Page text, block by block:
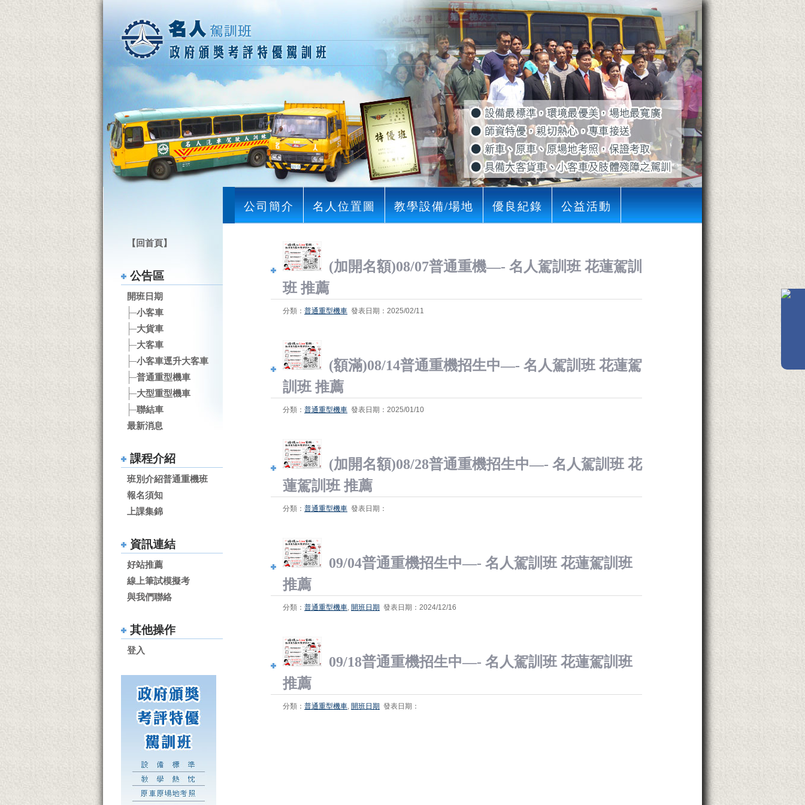
公司簡介 名人位置圖 教學設備/場地 優良紀錄 公益活動
(加開名額)08/07普通重機—- 名人駕訓班 花蓮駕訓
班 推薦
分類： 普通重型機車 發表日期：2025/02/11
(額滿)08/14普通重機招生中—- 名人駕訓班 花蓮駕
訓班 推薦
分類： 普通重型機車 發表日期：2025/01/10
(加開名額)08/28普通重機招生中—- 名人駕訓班 花
蓮駕訓班 推薦
分類： 普通重型機車 發表日期：
09/04普通重機招生中—- 名人駕訓班 花蓮駕訓班
推薦
分類： 普通重型機車, 開班日期 發表日期：2024/12/16
09/18普通重機招生中—- 名人駕訓班 花蓮駕訓班
推薦
分類： 普通重型機車, 開班日期 發表日期：
【回首頁】
公告區
開班日期
小客車
大貨車
大客車
小客車逕升大客車
普通重型機車
大型重型機車
聯結車
最新消息
課程介紹
班別介紹普通重機班
報名須知
上課集錦
資訊連結
好站推薦
線上筆試模擬考
與我們聯絡
其他操作
登入